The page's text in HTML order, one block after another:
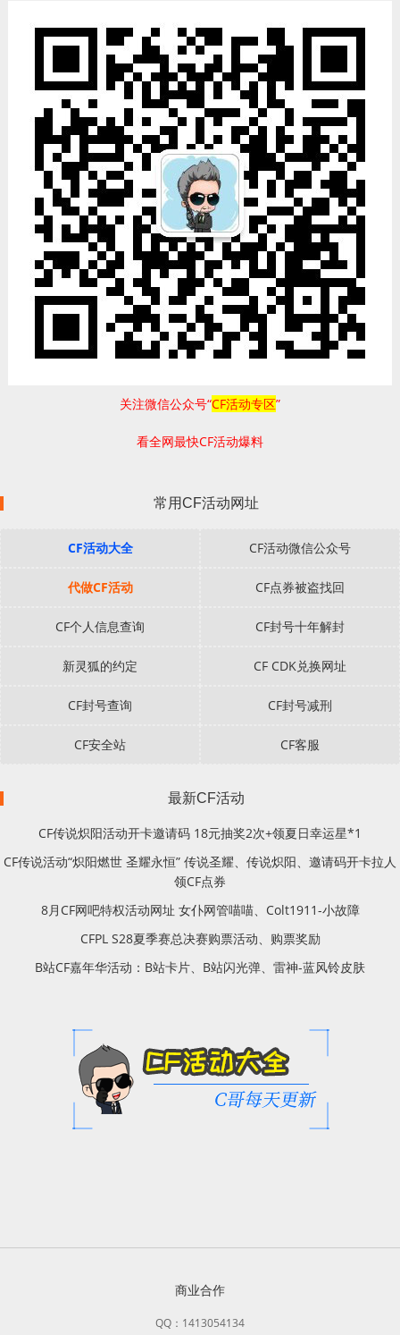
关注微信公众号“CF活动专区”
看全网最快CF活动爆料
常用CF活动网址
CF活动大全 CF活动微信公众号
代做CF活动 CF点券被盗找回
CF个人信息查询 CF封号十年解封
新灵狐的约定 CF CDK兑换网址
CF封号查询 CF封号减刑
CF安全站 CF客服
最新CF活动
CF传说炽阳活动开卡邀请码 18元抽奖2次+领夏日幸运星*1
CF传说活动“炽阳燃世 圣耀永恒” 传说圣耀、传说炽阳、邀请码开卡拉人
领CF点券
8月CF网吧特权活动网址 女仆网管喵喵、Colt1911-小故障
CFPL S28夏季赛总决赛购票活动、购票奖励
B站CF嘉年华活动：B站卡片、B站闪光弹、雷神-蓝风铃皮肤
商业合作
QQ：1413054134